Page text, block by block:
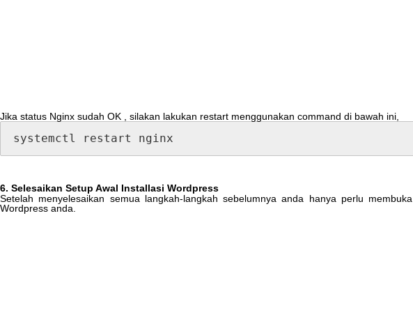
Jika status Nginx sudah OK , silakan lakukan restart menggunakan command di bawah ini,
systemctl restart nginx
6. Selesaikan Setup Awal Installasi Wordpress
Setelah menyelesaikan semua langkah-langkah sebelumnya anda hanya perlu membuka
Wordpress anda.